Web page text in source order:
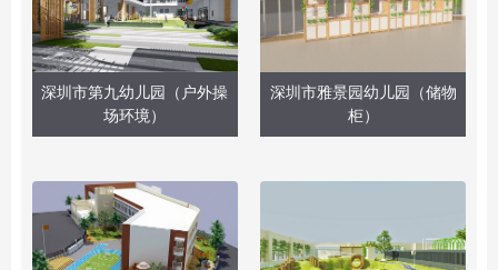
深圳市第九幼儿园（户外操
场环境）
深圳市雅景园幼儿园（储物
柜）